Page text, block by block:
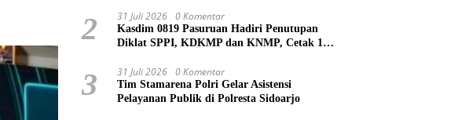
2 31 Juli 2026 0 Komentar
Kasdim 0819 Pasuruan Hadiri Penutupan
Diklat SPPI, KDKMP dan KNMP, Cetak 172
3 31 Juli 2026 0 Komentar
Tim Stamarena Polri Gelar Asistensi
Pelayanan Publik di Polresta Sidoarjo